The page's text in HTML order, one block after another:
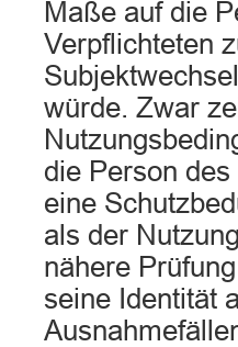
Maße auf die
Verpflichteten
würde. Zwar
die Person
eine
als der
nähere
seine Identität